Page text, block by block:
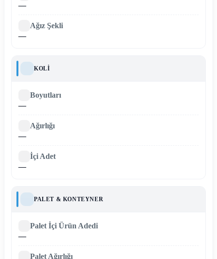
—
Ağız Şekli
—
KOLI
Boyutları
—
Ağırlığı
—
İçi Adet
—
PALET & KONTEYNER
Palet İçi Ürün Adedi
—
Palet Ağırlığı